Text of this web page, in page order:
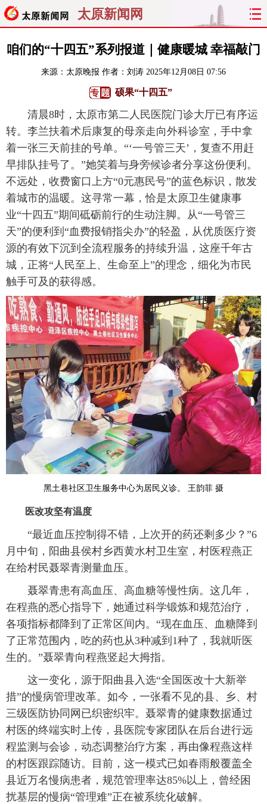
太原新闻网
首页 聚焦 太原 山西
经济 关注 文明 出行
旅游 理财 政务 教育
看天下 晋月读 最太原 网罗民生
太原日报 太原晚报 热评 社区
咱们的“十四五”系列报道｜健康暖城 幸福敲门
来源： 太原晚报 作者：刘涛 2025年12月08日 07:56
硕果“十四五”
清晨8时，太原市第二人民医院门诊大厅已有序运
转。李兰扶着术后康复的母亲走向外科诊室，手中拿
着一张三天前挂的号单。“‘一号管三天’，复查不用赶
早排队挂号了。”她笑着与身旁候诊者分享这份便利。
不远处，收费窗口上方“0元惠民号”的蓝色标识，散发
着城市的温暖。这寻常一幕，恰是太原卫生健康事
业“十四五”期间砥砺前行的生动注脚。从“一号管三
天”的便利到“血费报销指尖办”的轻盈，从优质医疗资
源的有效下沉到全流程服务的持续升温，这座千年古
城，正将“人民至上、生命至上”的理念，细化为市民
触手可及的获得感。
黑土巷社区卫生服务中心为居民义诊。 王韵菲 摄
医改攻坚有温度
“最近血压控制得不错，上次开的药还剩多少？”6
月中旬，阳曲县侯村乡西黄水村卫生室，村医程燕正
在给村民聂翠青测量血压。
聂翠青患有高血压、高血糖等慢性病。这几年，
在程燕的悉心指导下，她通过科学锻炼和规范治疗，
各项指标都降到了正常区间内。“现在血压、血糖降到
了正常范围内，吃的药也从3种减到1种了，我就听医
生的。”聂翠青向程燕竖起大拇指。
这一变化，源于阳曲县入选“全国医改十大新举
措”的慢病管理改革。如今，一张看不见的县、乡、村
三级医防协同网已织密织牢。聂翠青的健康数据通过
村医的终端实时上传，县医院专家团队在后台进行远
程监测与会诊，动态调整治疗方案，再由像程燕这样
的村医跟踪随访。目前，这一模式已如春雨般覆盖全
县近万名慢病患者，规范管理率达85%以上，曾经困
扰基层的慢病“管理难”正在被系统化破解。